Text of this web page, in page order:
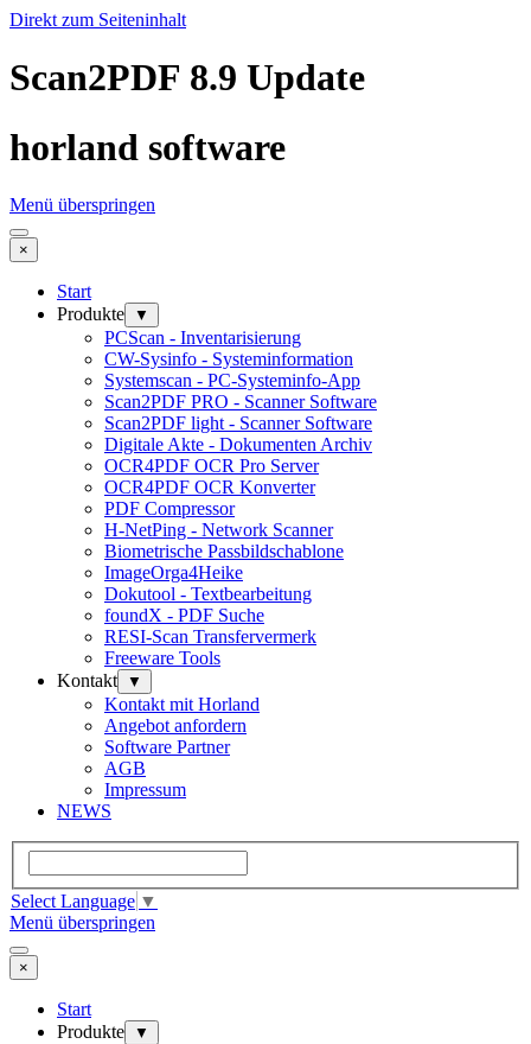
Direkt zum Seiteninhalt
Scan2PDF 8.9 Update
horland software
Menü überspringen
×
Start
Produkte
▼
PCScan - Inventarisierung
CW-Sysinfo - Systeminformation
Systemscan - PC-Systeminfo-App
Scan2PDF PRO - Scanner Software
Scan2PDF light - Scanner Software
Digitale Akte - Dokumenten Archiv
OCR4PDF OCR Pro Server
OCR4PDF OCR Konverter
PDF Compressor
H-NetPing - Network Scanner
Biometrische Passbildschablone
ImageOrga4Heike
Dokutool - Textbearbeitung
foundX - PDF Suche
RESI-Scan Transfervermerk
Freeware Tools
Kontakt
▼
Kontakt mit Horland
Angebot anfordern
Software Partner
AGB
Impressum
NEWS
Select Language ▼
Menü überspringen
×
Start
Produkte
▼